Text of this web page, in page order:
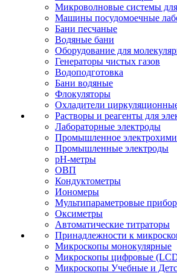
Микроволновые системы
Машины посудомоечные
Бани песчаные
Водяные бани
Оборудование для
Генераторы чистых газов
Водоподготовка
Бани водяные
Флокуляторы
Охладители
Растворы и реагенты для
Лабораторные электроды
Промышленное
Промышленные электроды
pH-метры
ОВП
Кондуктометры
Иономеры
Мультипараметровые
Оксиметры
Автоматические титраторы
Принадлежности к
Микроскопы монокулярные
Микроскопы цифровые
Микроскопы Учебные и